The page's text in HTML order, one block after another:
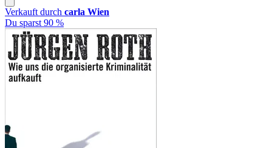
Verkauft durch carla Wien
Du sparst 90 %